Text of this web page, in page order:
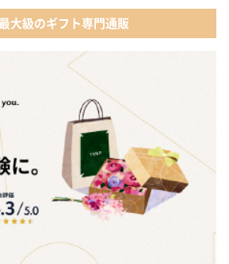
大級のギフト専門通販